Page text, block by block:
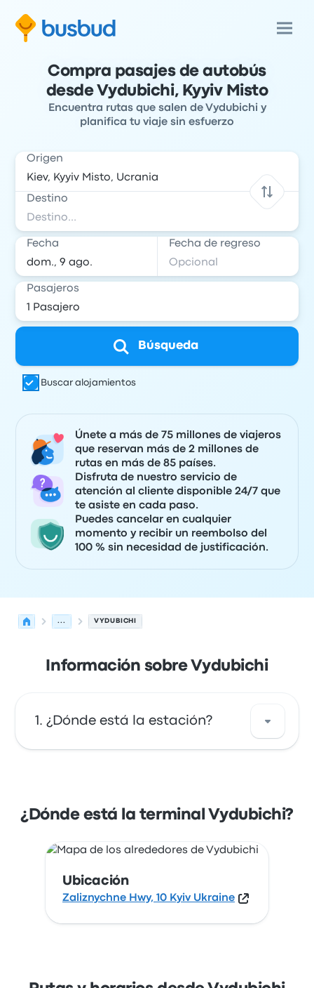
Compra pasajes de autobús
desde Vydubichi, Kyyiv Misto
Encuentra rutas que salen de Vydubichi y
planifica tu viaje sin esfuerzo
Origen
Destino
Fecha Fecha de regreso
Pasajeros
Búsqueda
Buscar alojamientos
Únete a más de 75 millones de viajeros
que reservan más de 2 millones de
rutas en más de 85 países.
Disfruta de nuestro servicio de
atención al cliente disponible 24/7 que
te asiste en cada paso.
Puedes cancelar en cualquier
momento y recibir un reembolso del
100 % sin necesidad de justificación.
... VYDUBICHI
Información sobre Vydubichi
¿Dónde está la estación?
esta parada de autobús en Kiev en un mapa.
¿Dónde está la terminal Vydubichi?
Ubicación
Zaliznychne Hwy, 10 Kyiv Ukraine